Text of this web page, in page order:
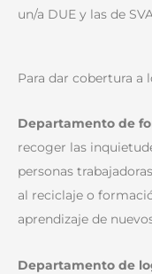
un/a DUE y las de
Para dar cobertura a
Departamento de
recoger las
personas
al reciclaje o
aprendizaje de
Departamento de